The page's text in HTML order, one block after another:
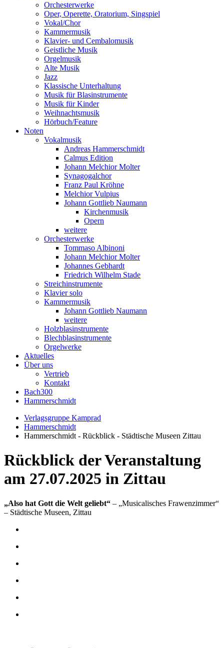
Orchesterwerke
Oper, Operette, Oratorium, Singspiel
Vokal/Chor
Kammermusik
Klavier- und Cembalomusik
Geistliche Musik
Orgelmusik
Alte Musik
Jazz
Klassische Unterhaltung
Musik für Blasinstrumente
Musik für Kinder
Weihnachtsmusik
Hörbuch/Feature
Noten
Vokalmusik
Andreas Hammerschmidt
Calmus Edition
Johann Melchior Molter
Synagogalchor
Franz Paul Kröhne
Melchior Vulpius
Johann Gottlieb Naumann
Kirchenmusik
Opern
weitere
Orchesterwerke
Tommaso Albinoni
Johann Melchior Molter
Johannes Gebhardt
Friedrich Wilhelm Stade
Streichinstrumente
Klavier solo
Kammermusik
Johann Gottlieb Naumann
weitere
Holzblasinstrumente
Blechblasinstrumente
Orgelwerke
Aktuelles
Über uns
Vertrieb
Kontakt
Bach300
Hammerschmidt
Verlagsgruppe Kamprad
Hammerschmidt
Hammerschmidt - Rückblick - Städtische Museen Zittau
Rückblick der Veranstaltung
am 27.07.2025 in Zittau
„Also hat Gott die Welt geliebt“ – „Musicalisches Frawenzimmer“
– Städtische Museen, Zittau